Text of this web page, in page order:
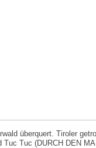
überquert. Tiroler
Tuc (DURCH DEN